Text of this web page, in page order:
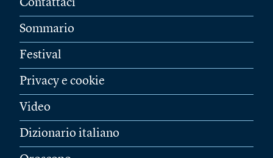
Contattaci
Sommario
Festival
Privacy e cookie
Video
Dizionario italiano